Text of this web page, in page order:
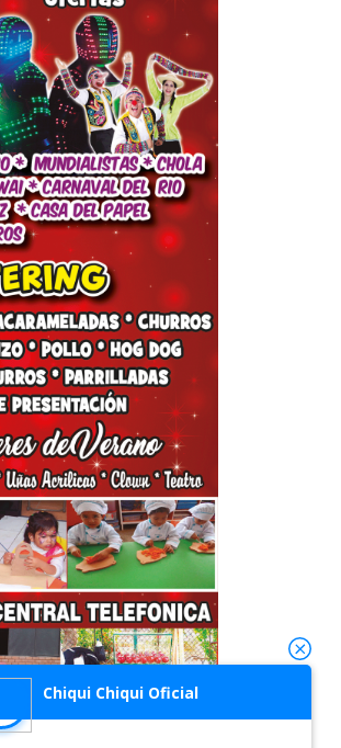
Chiqui Chiqui Oficial